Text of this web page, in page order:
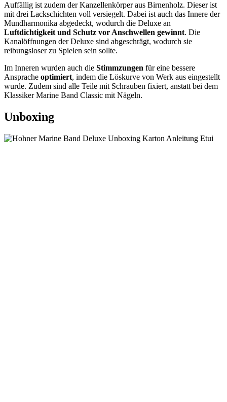
Auffällig ist zudem der Kanzellenkörper aus Birnenholz. Dieser ist
mit drei Lackschichten voll versiegelt. Dabei ist auch das Innere der
Mundharmonika abgedeckt, wodurch die Deluxe an
Luftdichtigkeit und Schutz vor Anschwellen gewinnt. Die
Kanalöffnungen der Deluxe sind abgeschrägt, wodurch sie
reibungsloser zu Spielen sein sollte.
Im Inneren wurden auch die Stimmzungen für eine bessere
Ansprache optimiert, indem die Löskurve von Werk aus eingestellt
wurde. Zudem sind alle Teile mit Schrauben fixiert, anstatt bei dem
Klassiker Marine Band Classic mit Nägeln.
Unboxing